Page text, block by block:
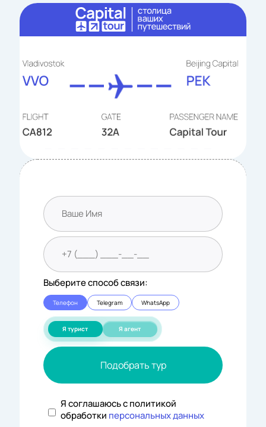
Выберите способ связи:
Телефон Telegram WhatsApp
Я турист Я агент
Подобрать тур
Я соглашаюсь с политикой
обработки персональных данных